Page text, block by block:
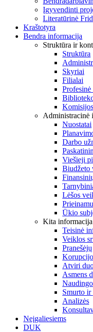
Įgyvendinti
Literatūrinė
Kraštotyra
Bendra informacija
Struktūra ir
Struktūra
Skyriai
Filialai
Profesinė
Administracinė
Nuostatai
Darbo
Viešieji
Biudžeto
Lėšos
Ūkio
Kita informacija
Teisinė
Veiklos
Atviri
Asmens
Smurto
Analizės
Neįgaliesiems
DUK